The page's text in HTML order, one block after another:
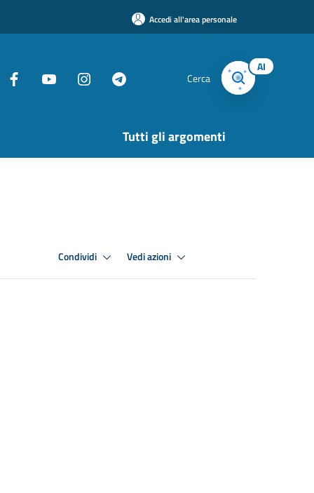
Accedi all'area personale
Cerca
AI
Tutti gli argomenti
Condividi Vedi azioni